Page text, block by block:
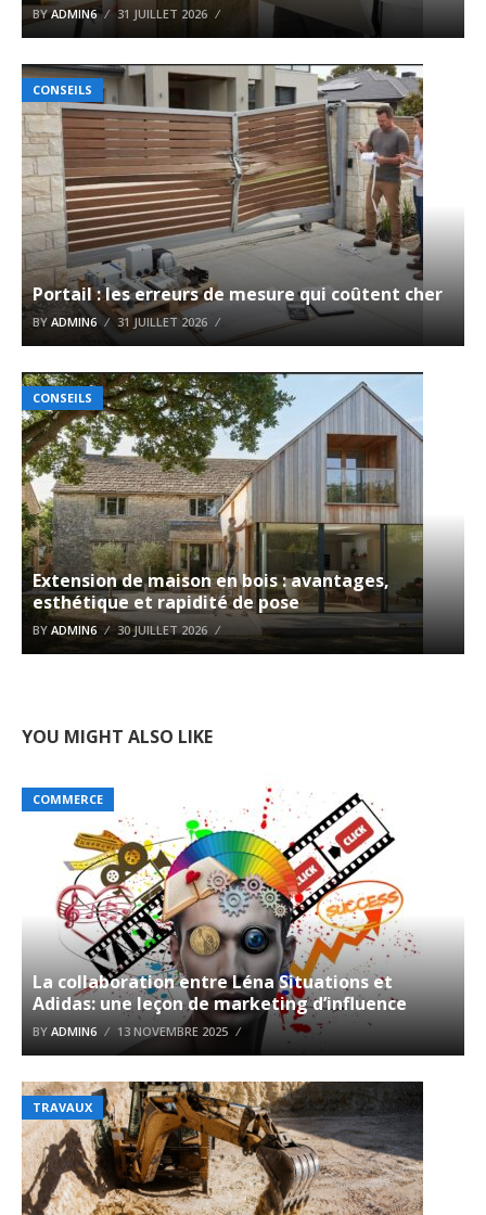
BYADMIN6 31 JUILLET 2026
CONSEILS
Portail : les erreurs de mesure qui coûtent cher
BY ADMIN6 31 JUILLET 2026
CONSEILS
Extension de maison en bois : avantages,
esthétique et rapidité de pose
BY ADMIN6 30 JUILLET 2026
YOU MIGHT ALSO LIKE
COMMERCE
La collaboration entre Léna Situations et
Adidas: une leçon de marketing d’influence
BY ADMIN6 13 NOVEMBRE 2025
TRAVAUX